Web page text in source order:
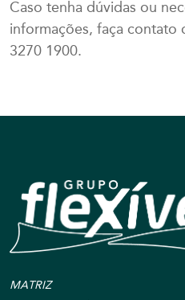
Caso tenha dúvidas ou
informações, faça contato
3270 1900.
MATRIZ